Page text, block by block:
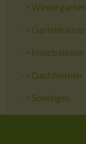
->Wintergarten
-> Gartenhäuser
-> Holzbalkone
-> Dachformen
-> Sonstiges